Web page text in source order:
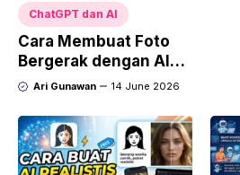
ChatGPT dan AI
Cara Membuat Foto
Bergerak dengan AI
Terbaru, Mudah untuk
Media Sosial
Ari Gunawan 14 June 2026